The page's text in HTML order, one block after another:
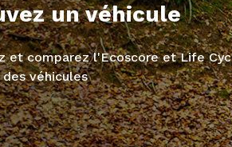
un véhicule
et comparez l'Ecoscore et Life
véhicules